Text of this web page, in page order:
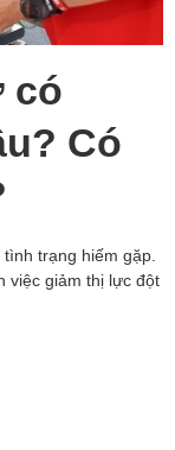
có
Có
trạng hiếm gặp.
việc giảm thị lực đột